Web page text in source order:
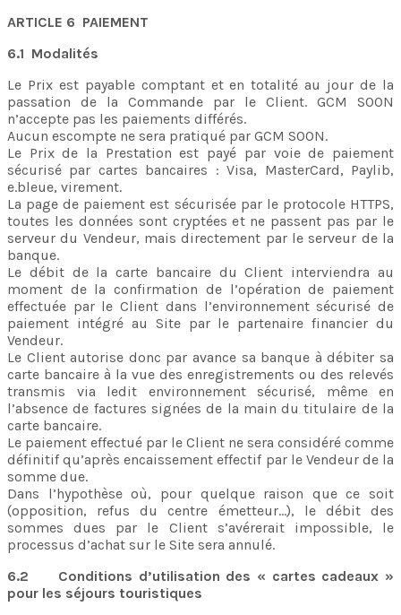
ARTICLE 6 PAIEMENT
6.1 Modalités
Le Prix est payable comptant et en totalité au jour de la
passation de la Commande par le Client. GCM SOON
n’accepte pas les paiements différés.
Aucun escompte ne sera pratiqué par GCM SOON.
Le Prix de la Prestation est payé par voie de paiement
sécurisé par cartes bancaires : Visa, MasterCard, Paylib,
e.bleue, virement.
La page de paiement est sécurisée par le protocole HTTPS,
toutes les données sont cryptées et ne passent pas par le
serveur du Vendeur, mais directement par le serveur de la
banque.
Le débit de la carte bancaire du Client interviendra au
moment de la confirmation de l’opération de paiement
effectuée par le Client dans l’environnement sécurisé de
paiement intégré au Site par le partenaire financier du
Vendeur.
Le Client autorise donc par avance sa banque à débiter sa
carte bancaire à la vue des enregistrements ou des relevés
transmis via ledit environnement sécurisé, même en
l’absence de factures signées de la main du titulaire de la
carte bancaire.
Le paiement effectué par le Client ne sera considéré comme
définitif qu’après encaissement effectif par le Vendeur de la
somme due.
Dans l’hypothèse où, pour quelque raison que ce soit
(opposition, refus du centre émetteur…), le débit des
sommes dues par le Client s’avérerait impossible, le
processus d’achat sur le Site sera annulé.
6.2 Conditions d’utilisation des « cartes cadeaux »
pour les séjours touristiques